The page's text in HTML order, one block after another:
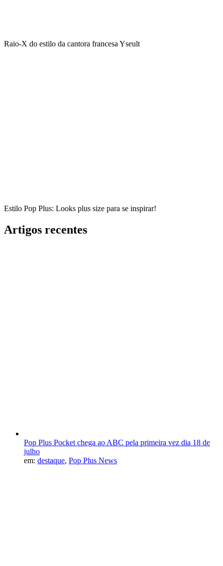
Raio-X do estilo da cantora francesa Yseult
Estilo Pop Plus: Looks plus size para se inspirar!
Artigos recentes
Pop Plus Pocket chega ao ABC pela primeira vez dia 18 de
julho
em: destaque, Pop Plus News